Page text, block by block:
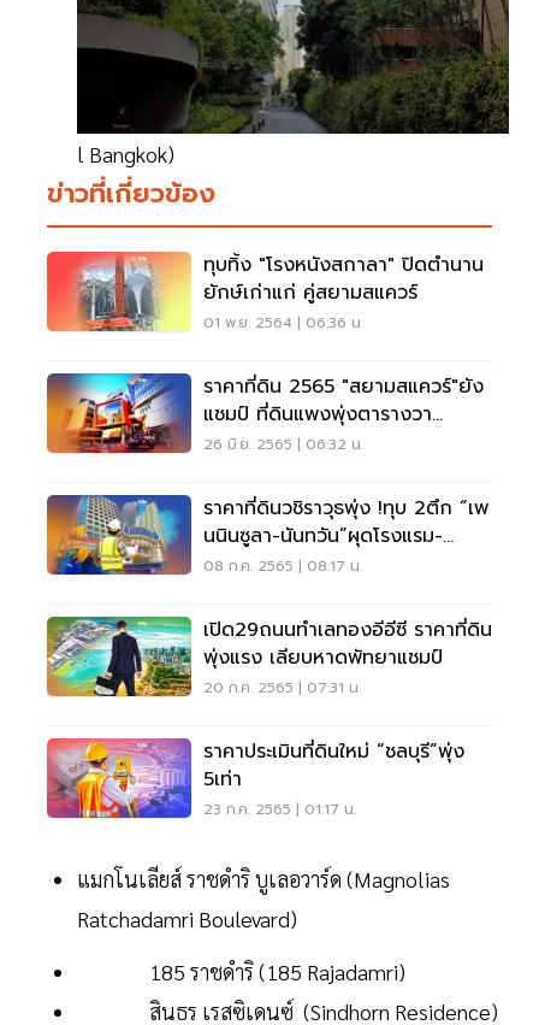
l Bangkok)
ข่าวที่เกี่ยวข้อง
ทุบทิ้ง "โรงหนังสกาลา" ปิดตำนาน
ยักษ์เก่าแก่ คู่สยามสแควร์
01 พ.ย. 2564 | 06:36 น.
ราคาที่ดิน 2565 "สยามสแควร์"ยัง
แชมป์ ที่ดินแพงพุ่งตารางวา
ละ3.5ล้าน
26 มิ.ย. 2565 | 06:32 น.
ราคาที่ดินวชิราวุธพุ่ง !ทุบ 2ตึก “เพ
นนินซูลา-นันทวัน”ผุดโรงแรม-
ออฟฟิศหรู
08 ก.ค. 2565 | 08:17 น.
เปิด29ถนนทำเลทองอีอีซี ราคาที่ดิน
พุ่งแรง เลียบหาดพัทยาแชมป์
20 ก.ค. 2565 | 07:31 น.
ราคาประเมินที่ดินใหม่ “ชลบุรี”พุ่ง
5เท่า
23 ก.ค. 2565 | 01:17 น.
แมกโนเลียส์ ราชดำริ บูเลอวาร์ด (Magnolias
Ratchadamri Boulevard)
185 ราชดำริ (185 Rajadamri)
สินธร เรสซิเดนซ์ (Sindhorn Residence)